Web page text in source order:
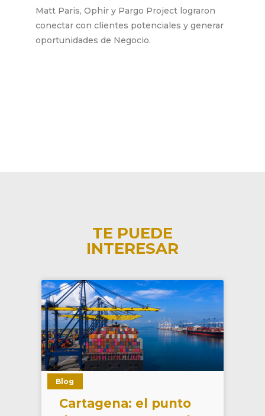
Matt Paris, Ophir y Pargo Project lograron
conectar con clientes potenciales y generar
oportunidades de Negocio.
TE PUEDE
INTERESAR
Blog
Cartagena: el punto